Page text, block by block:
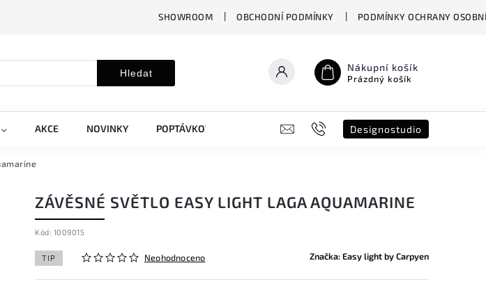
SHOWROOM OBCHODNÍ PODMÍNKY PODMÍNKY OCHRANY
Hledat Nákupní košík
Prázdný košík
AKCE NOVINKY POPTÁVKOVÝ FORMULÁŘ B2B SHOWROOM
Designostudio
ZÁVĚSNÉ SVĚTLO EASY LIGHT LAGA AQUAMARINE
Kód: 1009015
TIP Neohodnoceno Značka:Easy light by Carpyen